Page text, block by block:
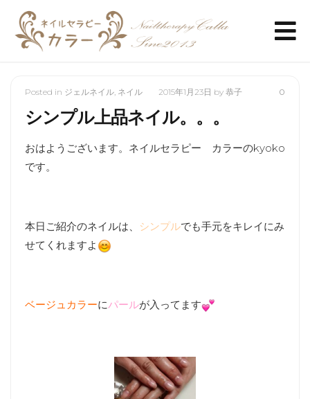
0
Posted in ジェルネイル ネイル 2015年1月23日 by 恭子
シンプル上品ネイル。。。
おはようございます。ネイルセラピー カラーのkyoko
です。
本日ご紹介のネイルは、 シンプルでも手元をキレイにみ
せてくれますよ
ベージュカラーにパールが入ってます